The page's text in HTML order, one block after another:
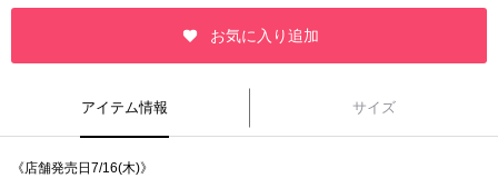
お気に入り追加
アイテム情報 サイズ
《店舗発売日7/16(木)》